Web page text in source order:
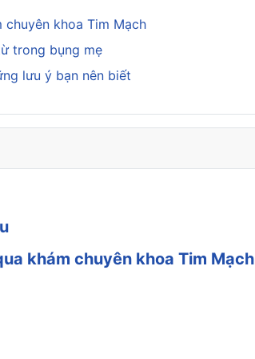
chuyên khoa Tim Mạch
trong bụng mẹ
lưu ý bạn nên biết
khám chuyên khoa Tim Mạch